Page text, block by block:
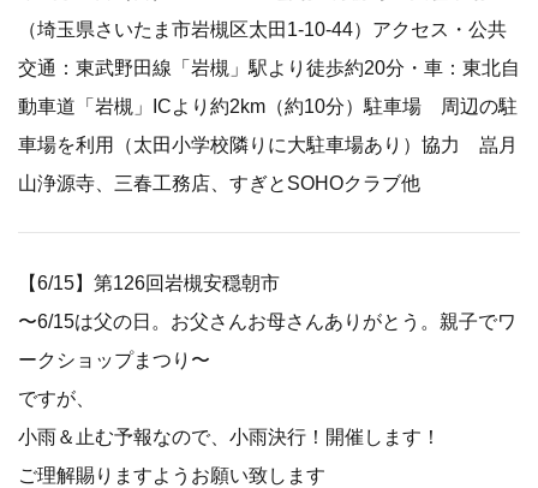
（埼玉県さいたま市岩槻区太田1-10-44）アクセス・公共
交通：東武野田線「岩槻」駅より徒歩約20分・車：東北自
動車道「岩槻」ICより約2km（約10分）駐車場 周辺の駐
車場を利用（太田小学校隣りに大駐車場あり）協力 嵓月
山浄源寺、三春工務店、すぎとSOHOクラブ他
【6/15】第126回岩槻安穏朝市
〜6/15は父の日。お父さんお母さんありがとう。親子でワ
ークショップまつり〜
ですが、
小雨＆止む予報なので、小雨決行！開催します！
ご理解賜りますようお願い致します